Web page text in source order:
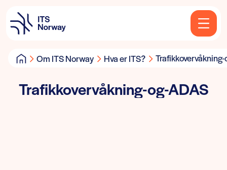
Om ITS Norway Hva er ITS?
Trafikkovervåkning-og-ADAS